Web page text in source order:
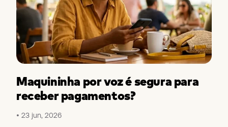
Maquininha por voz é segura para
receber pagamentos?
23 jun, 2026